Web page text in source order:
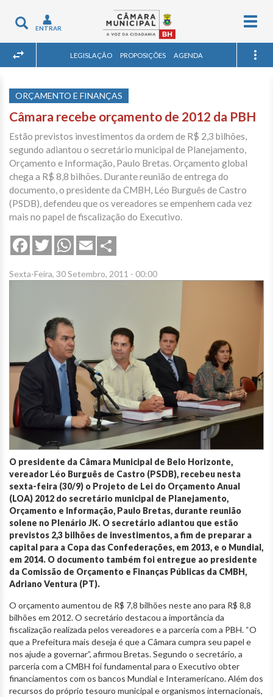
Toggle
navigation
ENTRAR
LEGISLAÇÃO PROPOSIÇÕES AGENDA
ORÇAMENTO E FINANÇAS
Câmara recebe orçamento de 2012 da PBH
Estão previstos investimentos da ordem de R$ 2,3 bilhões,
segundo adiantou o secretário municipal de Planejamento,
Orçamento e Informação, Paulo Bretas. Orçamento global
chega a R$ 8,8 bilhões. Durante reunião de entrega do
documento, o presidente da CMBH, Léo Burguês de Castro
(PSDB), defendeu que os vereadores se empenhem cada vez
mais no papel de fiscalização do Executivo.
FacebookTwitterWhatsApp
Email
Sexta-Feira, 30 Setembro, 2011 - 00:00
O presidente da Câmara Municipal de Belo Horizonte,
vereador Léo Burguês de Castro (PSDB), recebeu nesta
sexta-feira (30/9) o Projeto de Lei do Orçamento Anual
(LOA) 2012 do secretário municipal de Planejamento,
Orçamento e Informação, Paulo Bretas, durante reunião
solene no Plenário JK. O secretário adiantou que estão
previstos 2,3 bilhões de investimentos, a fim de preparar a
capital para a Copa das Confederações, em 2013, e o Mundial,
em 2014. O documento também foi entregue ao presidente
da Comissão de Orçamento e Finanças Públicas da CMBH,
Adriano Ventura (PT).
O orçamento aumentou de R$ 7,8 bilhões neste ano para R$ 8,8
bilhões em 2012. O secretário destacou a importância da
fiscalização realizada pelos vereadores e a parceria com a PBH. “O
que a Prefeitura mais deseja é que a Câmara cumpra seu papel e
nos ajude a governar”, afirmou Bretas. Segundo o secretário, a
parceria com a CMBH foi fundamental para o Executivo obter
financiamentos com os bancos Mundial e Interamericano. Além dos
recursos do próprio tesouro municipal e organismos internacionais,